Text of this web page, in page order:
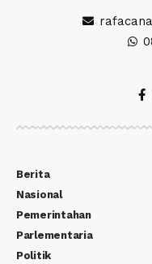
Berita
Nasional
Pemerintahan
Parlementaria
Politik